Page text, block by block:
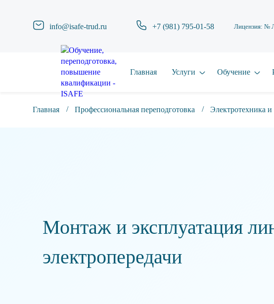
info@isafe-trud.ru +7 (981) 795-01-58 Лицензия: №
Главная Услуги Обучение
Главная Профессиональная переподготовка Электротехника и
Монтаж и эксплуатация
электропередачи